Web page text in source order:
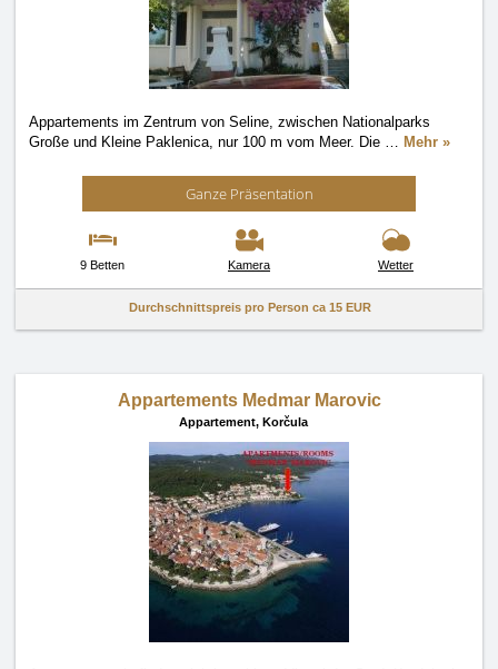
Appartements im Zentrum von Seline, zwischen Nationalparks
Große und Kleine Paklenica, nur 100 m vom Meer. Die … Mehr »
Ganze Präsentation
9 Betten Kamera Wetter
Durchschnittspreis pro Person ca 15 EUR
Appartements Medmar Marovic
Appartement, Korčula